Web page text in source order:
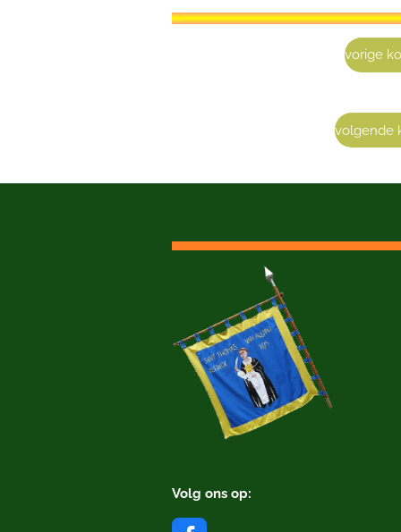
vorige
volgende
Volg ons op: